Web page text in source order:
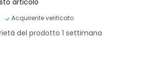
articolo
Acquirente verificato
del prodotto 1 settimana